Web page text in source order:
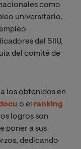
como
universitario,
del SIIU,
del comité de
los obtenidos en
o el ranking
logros son
poner a sus
dedicando